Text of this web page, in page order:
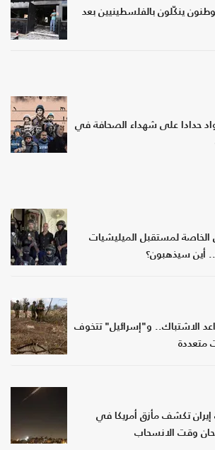
ينكّلون بالفلسطينيين بعد
حدادا على شهداء الصحافة في
الخاصة لمستقبل الميليشيات
أين سيذهبون؟
الاشتباك.. و"إسرائيل" تتخوف
متعددة
إيران تكشف مأزق أمريكا في
وقت الانسحاب